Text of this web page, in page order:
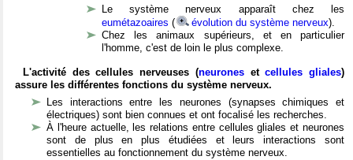
Le système nerveux apparaît chez les
eumétazoaires ( évolution du système nerveux).
Chez les animaux supérieurs, et en particulier
l'homme, c'est de loin le plus complexe.
L'activité des cellules nerveuses (neuronesetcellules gliales)
assure les différentes fonctions du système nerveux.
Les interactions entre les neurones (synapses chimiques et
électriques) sont bien connues et ont focalisé les recherches.
À l'heure actuelle, les relations entre cellules gliales et neurones
sont de plus en plus étudiées et leurs interactions sont
essentielles au fonctionnement du système nerveux.